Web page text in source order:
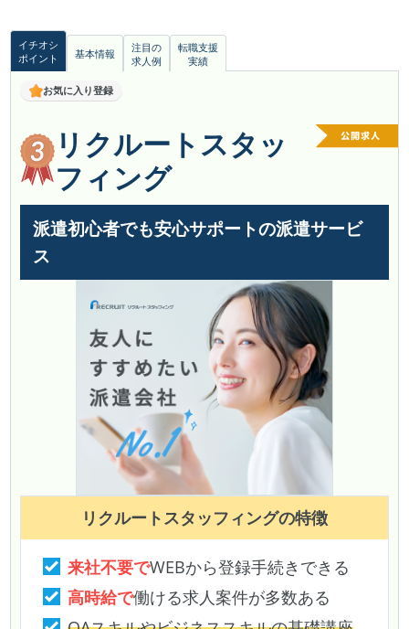
イチオシ
ポイント
基本情報
注目の
求人例
転職支援
実績
お気に入り登録
リクルートスタッ
フィング
派遣初心者でも安心サポートの派遣サービ
ス
リクルートスタッフィングの特徴
来社不要でWEBから登録手続きできる
高時給で働ける求人案件が多数ある